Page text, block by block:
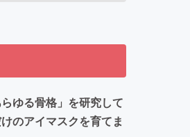
ゆる骨格」を研究して
のアイマスクを育てま